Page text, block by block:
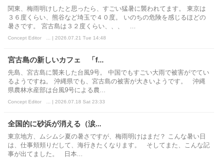
関東、梅雨明けしたと思ったら、すごい猛暑に襲われてます。 東京は
３６度くらい、熊谷など埼玉で４０度。 いのちの危険を感じるほどの
暑さです。 宮古島は３２度くらい、、、 ...
Concept Editor ... | 2026.07.21 Tue 14:48
宮古島の新しいカフェ 「f...
先島、宮古島に襲来した台風9号。 中国でもすごい大雨で被害がでてい
るようですね。 沖縄県でも、宮古島の被害が大きいようです。 沖縄
県農林水産部は台風9号による農...
Concept Editor ... | 2026.07.18 Sat 23:33
全国的に砂浜が消える（涙...
東京地方、ムシムシ夏の暑さですが、梅雨明けはまだ？ こんな暑い日
は、仕事頬頬りだして、海行きたくなります。 そしてまた、こんな記
事が出てました。 日本...